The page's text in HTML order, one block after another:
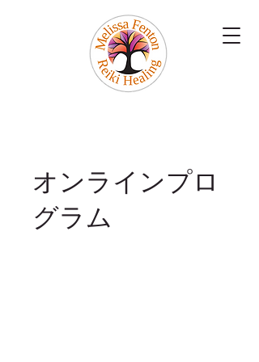
オンラインプロ
グラム